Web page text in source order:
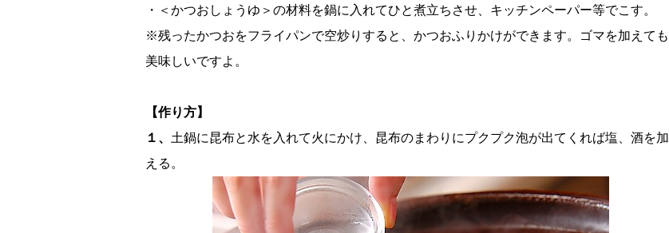
・＜かつおしょうゆ＞の材料を鍋に入れてひと煮立ちさせ、キッチンペーパー等でこす。
※残ったかつおをフライパンで空炒りすると、かつおふりかけができます。ゴマを加えても
美味しいですよ。
【作り方】
１、 土鍋に昆布と水を入れて火にかけ、昆布のまわりにプクプク泡が出てくれば塩、酒を加
える。